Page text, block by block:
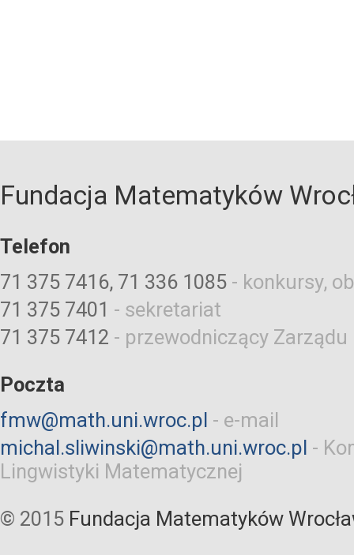
Fundacja Matematyków
Telefon
71 375 7416, 71 336 1085 - konkursy,
71 375 7401 - sekretariat
71 375 7412 - przewodniczący Zarządu
Poczta
fmw@math.uni.wroc.pl - e-mail
michal.sliwinski@math.uni.wroc.pl -
Lingwistyki Matematycznej
© 2015 Fundacja Matematyków